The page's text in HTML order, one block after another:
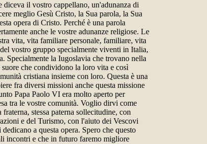
diceva il vostro cappellano, un'adunanza di
meglio Gesù Cristo, la Sua parola, la Sua
opera di Cristo. Perché è una parola
anche le vostre adunanze religiose. Le
vita, vita familiare personale, familiare, vita
vostro gruppo specialmente viventi in Italia,
Specialmente la Iugoslavia che trovano nella
che condividono la loro vita e così
cristiana insieme con loro. Questa è una
fra diversi missioni anche questa missione
Papa Paolo VI era molto aperto per
tra le vostre comunità. Voglio dirvi come
stessa paterna sollecitudine, con
e del Turismo, con l'aiuto dei Vescovi
a questa opera. Spero che questo
incontri e che in futuro faremo migliore